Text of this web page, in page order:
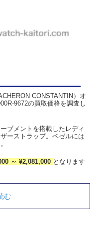
CONSTANTIN）オ
9672の買取価格を調査し
ブメントを搭載したレディ
ーストラップ。ベゼルには
～ ¥2,081,000 となります
む